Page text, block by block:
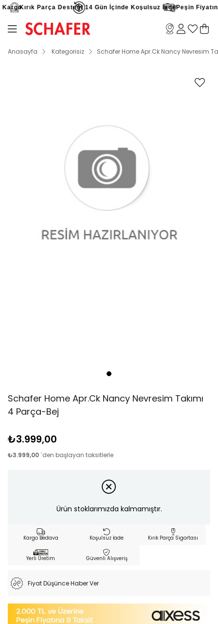
Kırık Parça Desteği 14 Gün İçinde Koşulsuz İadePeşin
Anasayfa Kategorisiz Schafer Home Apr.Ck Nancy Nevresim
Schafer Home Apr.Ck Nancy Nevresim Takımı
4 Parça-Bej
₺3.999,00
₺3.999,00 `den başlayan taksitlerle
Ürün stoklarımızda kalmamıştır.
Kargo Bedava Koşulsuz İade Kırık Parça Sigortası
Yerli Üretim Güvenli Alışveriş
Fiyat Düşünce Haber Ver